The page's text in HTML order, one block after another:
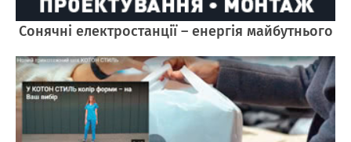
Cонячні електростанції – енергія майбутнього